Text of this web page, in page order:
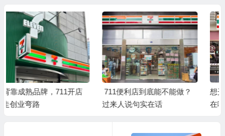
711便利店到底能不能做？
过来人说句实在话
想开一家711，它的优势到底
在哪里？